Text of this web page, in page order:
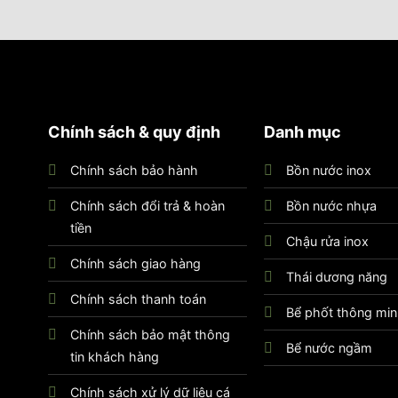
vệ sinh.
vi khuẩn, nấm, mốc….Do vậy, công nghệ ép liền giúp
tụ nước.
bám dầu mỡ, dễ dàng vệ sinh.
đảm bảo chậu rửa luôn được cố định vững chãi.
Sơn Hà chính hãng
để người dùng không mua phải hàng giả, hàng nhái,
Chính sách & quy định
Chính sách bảo hành
Chính sách đổi trả & hoàn
tiền
Chính sách giao hàng
Chính sách thanh toán
Chính sách bảo mật thông
tin khách hàng
Chính sách xử lý dữ liệu cá
Danh mục
Bồn nước inox
Bồn nước nhựa
Chậu rửa inox
Thái dương năng
Bể phốt thông
Bể nước ngầm